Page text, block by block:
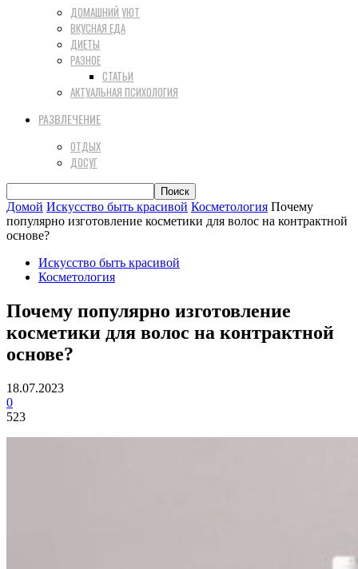
ДОМАШНИЙ УЮТ
ВКУСНАЯ ЕДА
ДИЕТЫ
РАЗНОЕ
СТАТЬИ
АКТУАЛЬНАЯ ПСИХОЛОГИЯ
РАЗВЛЕЧЕНИЕ
ОТДЫХ
ДОСУГ
Домой Искусство быть красивой Косметология Почему
популярно изготовление косметики для волос на контрактной
основе?
Искусство быть красивой
Косметология
Почему популярно изготовление
косметики для волос на контрактной
основе?
18.07.2023
0
523